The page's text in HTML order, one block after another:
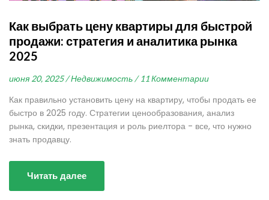
Как выбрать цену квартиры для быстрой
продажи: стратегия и аналитика рынка
2025
июня 20, 2025 / Недвижимость / 11 Комментарии
Как правильно установить цену на квартиру, чтобы продать ее
быстро в 2025 году. Стратегии ценообразования, анализ
рынка, скидки, презентация и роль риелтора - все, что нужно
знать продавцу.
Читать далее